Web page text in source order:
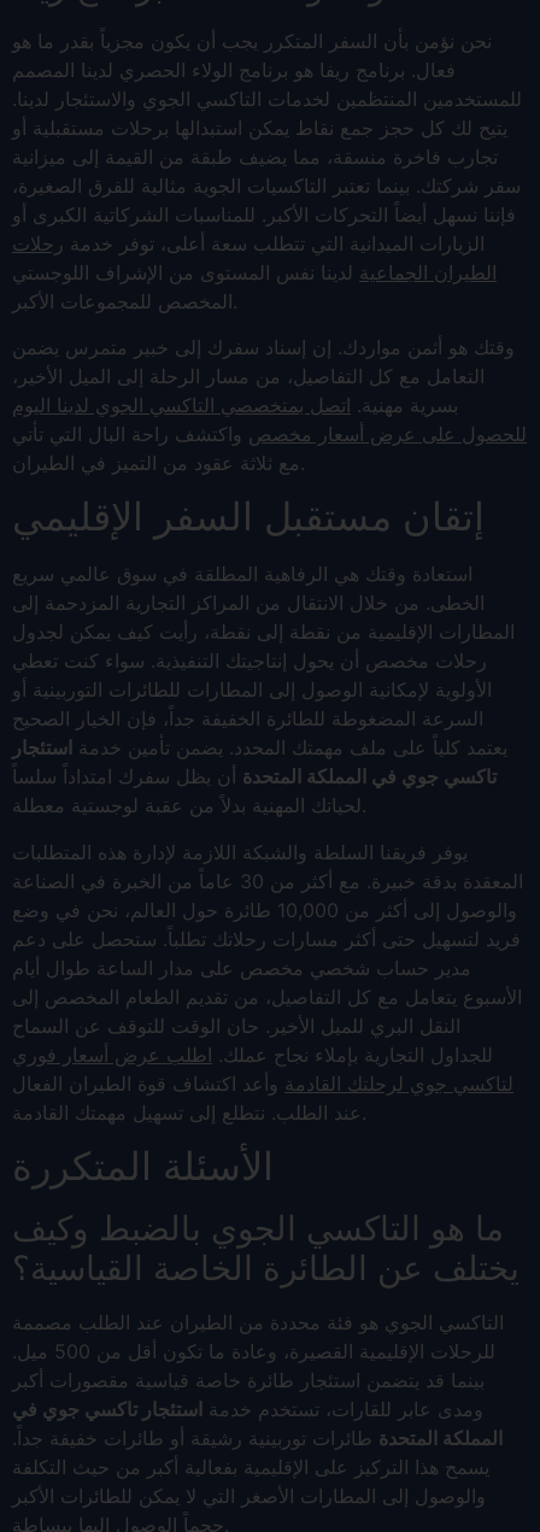
نحن نؤمن بأن السفر المتكرر يجب أن يكون مجزياً بقدر ما هو
فعال. برنامج ريفا هو برنامج الولاء الحصري لدينا المصمم
للمستخدمين المنتظمين لخدمات التاكسي الجوي والاستئجار لدينا.
يتيح لك كل حجز جمع نقاط يمكن استبدالها برحلات مستقبلية أو
تجارب فاخرة منسقة، مما يضيف طبقة من القيمة إلى ميزانية
سفر شركتك. بينما تعتبر التاكسيات الجوية مثالية للفرق الصغيرة،
فإننا نسهل أيضاً التحركات الأكبر. للمناسبات الشركاتية الكبرى أو
الزيارات الميدانية التي تتطلب سعة أعلى، توفر خدمة رحلات
الطيران الجماعية لدينا نفس المستوى من الإشراف اللوجستي
المخصص للمجموعات الأكبر.
وقتك هو أثمن مواردك. إن إسناد سفرك إلى خبير متمرس يضمن
التعامل مع كل التفاصيل، من مسار الرحلة إلى الميل الأخير،
بسرية مهنية. اتصل بمتخصصي التاكسي الجوي لدينا اليوم
للحصول على عرض أسعار مخصص واكتشف راحة البال التي تأتي
مع ثلاثة عقود من التميز في الطيران.
إتقان مستقبل السفر الإقليمي
استعادة وقتك هي الرفاهية المطلقة في سوق عالمي سريع
الخطى. من خلال الانتقال من المراكز التجارية المزدحمة إلى
المطارات الإقليمية من نقطة إلى نقطة، رأيت كيف يمكن لجدول
رحلات مخصص أن يحول إنتاجيتك التنفيذية. سواء كنت تعطي
الأولوية لإمكانية الوصول إلى المطارات للطائرات التوربينية أو
السرعة المضغوطة للطائرة الخفيفة جداً، فإن الخيار الصحيح
يعتمد كلياً على ملف مهمتك المحدد. يضمن تأمين خدمة استئجار
تاكسي جوي في المملكة المتحدة أن يظل سفرك امتداداً سلساً
لحياتك المهنية بدلاً من عقبة لوجستية معطلة.
يوفر فريقنا السلطة والشبكة اللازمة لإدارة هذه المتطلبات
المعقدة بدقة خبيرة. مع أكثر من 30 عاماً من الخبرة في الصناعة
والوصول إلى أكثر من 10,000 طائرة حول العالم، نحن في وضع
فريد لتسهيل حتى أكثر مسارات رحلاتك تطلباً. ستحصل على دعم
مدير حساب شخصي مخصص على مدار الساعة طوال أيام
الأسبوع يتعامل مع كل التفاصيل، من تقديم الطعام المخصص إلى
النقل البري للميل الأخير. حان الوقت للتوقف عن السماح
للجداول التجارية بإملاء نجاح عملك. اطلب عرض أسعار فوري
لتاكسي جوي لرحلتك القادمة وأعد اكتشاف قوة الطيران الفعال
عند الطلب. نتطلع إلى تسهيل مهمتك القادمة.
الأسئلة المتكررة
ما هو التاكسي الجوي بالضبط وكيف
يختلف عن الطائرة الخاصة القياسية؟
التاكسي الجوي هو فئة محددة من الطيران عند الطلب مصممة
للرحلات الإقليمية القصيرة، وعادة ما تكون أقل من 500 ميل.
بينما قد يتضمن استئجار طائرة خاصة قياسية مقصورات أكبر
ومدى عابر للقارات، تستخدم خدمة استئجار تاكسي جوي في
المملكة المتحدة طائرات توربينية رشيقة أو طائرات خفيفة جداً.
يسمح هذا التركيز على الإقليمية بفعالية أكبر من حيث التكلفة
والوصول إلى المطارات الأصغر التي لا يمكن للطائرات الأكبر
حجماً الوصول إليها ببساطة.